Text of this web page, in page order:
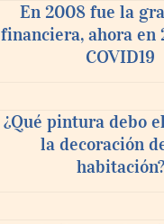
En 2008 fue la
financiera, ahora en
COVID19
¿Qué pintura debo
la decoración
habitación?